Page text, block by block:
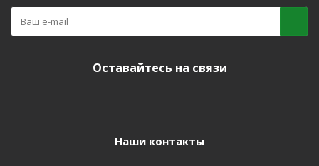
Оставайтесь на связи
Наши контакты